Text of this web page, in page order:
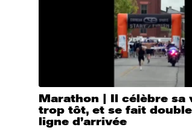
Marathon | Il célèbre sa
trop tôt, et se fait
ligne d’arrivée